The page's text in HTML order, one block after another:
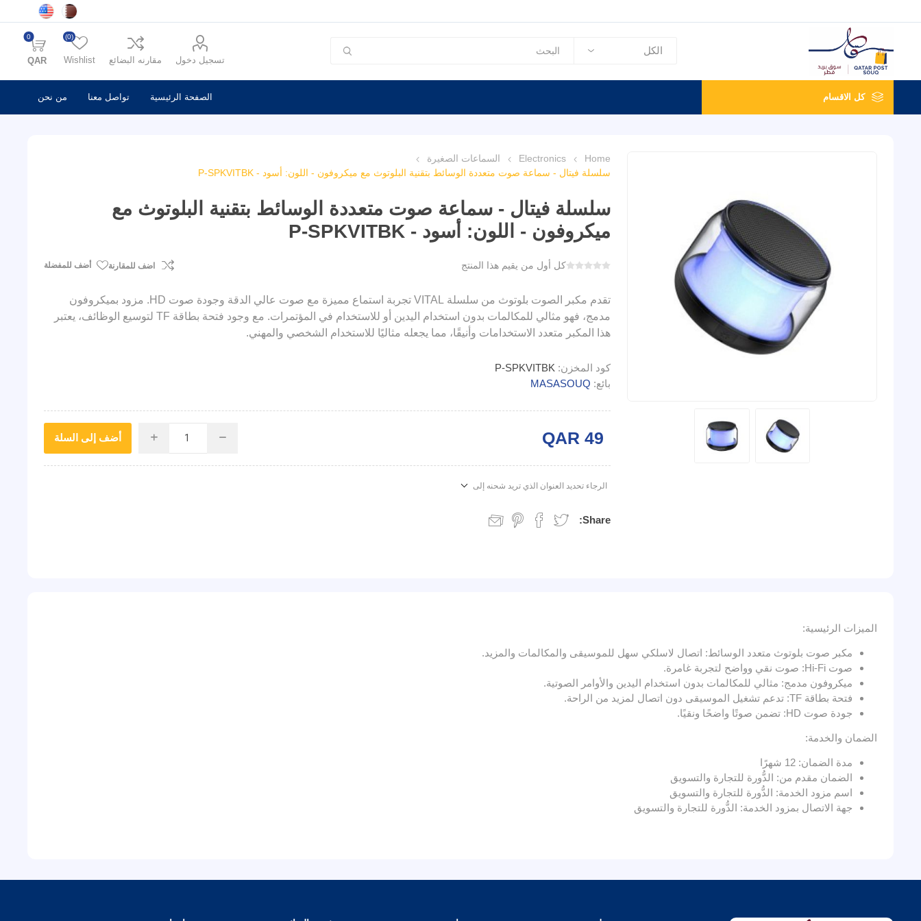
تسجيل دخول مقارنه البضائع Wishlist
(0)
0
QAR
كل الاقسام الصفحة الرئيسية تواصل معنا من نحن
Home
Electronics
السماعات الصغيرة
سلسلة فيتال - سماعة صوت متعددة الوسائط بتقنية البلوتوث مع ميكروفون - اللون: أسود - P-SPKVITBK
سلسلة فيتال - سماعة صوت متعددة الوسائط بتقنية البلوتوث مع
ميكروفون - اللون: أسود - P-SPKVITBK
كل أول من يقيم هذا المنتج اضف للمقارنة أضف للمفضلة
تقدم مكبر الصوت بلوتوث من سلسلة VITAL تجربة استماع مميزة مع صوت عالي الدقة وجودة صوت HD. مزود بميكروفون
مدمج، فهو مثالي للمكالمات بدون استخدام اليدين أو للاستخدام في المؤتمرات. مع وجود فتحة بطاقة TF لتوسيع الوظائف، يعتبر
هذا المكبر متعدد الاستخدامات وأنيقًا، مما يجعله مثاليًا للاستخدام الشخصي والمهني.
كود المخزن: P-SPKVITBK
بائع: MASASOUQ
QAR 49
i h أضف إلى السلة
الرجاء تحديد العنوان الذي تريد شحنه إلى
Share:
الميزات الرئيسية:
مكبر صوت بلوتوث متعدد الوسائط: اتصال لاسلكي سهل للموسيقى والمكالمات والمزيد.
صوت Hi-Fi: صوت نقي وواضح لتجربة غامرة.
ميكروفون مدمج: مثالي للمكالمات بدون استخدام اليدين والأوامر الصوتية.
فتحة بطاقة TF: تدعم تشغيل الموسيقى دون اتصال لمزيد من الراحة.
جودة صوت HD: تضمن صوتًا واضحًا ونقيًا.
الضمان والخدمة:
مدة الضمان: 12 شهرًا
الضمان مقدم من: الدُّورة للتجارة والتسويق
اسم مزود الخدمة: الدُّورة للتجارة والتسويق
جهة الاتصال بمزود الخدمة: الدُّورة للتجارة والتسويق